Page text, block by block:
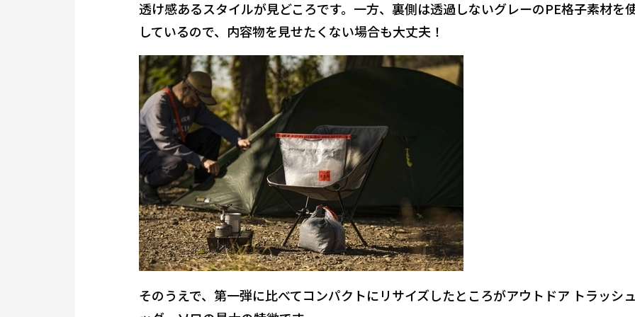
透け感あるスタイルが見どころです。一方、 裏側は透過しないグレーのPE格子素材を
しているので、内容物を見せたくない場合も大丈夫！
そのうえで、 第一弾に比べてコンパクトにリサイズしたところがアウトドア トラッシ